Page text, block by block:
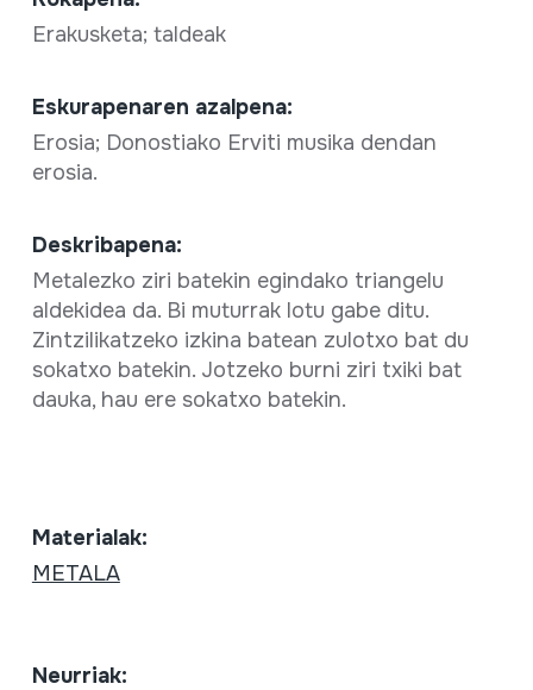
Erakusketa; taldeak
Eskurapenaren azalpena:
Erosia; Donostiako Erviti musika dendan
erosia.
Deskribapena:
Metalezko ziri batekin egindako triangelu
aldekidea da. Bi muturrak lotu gabe ditu.
Zintzilikatzeko izkina batean zulotxo bat du
sokatxo batekin. Jotzeko burni ziri txiki bat
dauka, hau ere sokatxo batekin.
Materialak:
METALA
Neurriak: